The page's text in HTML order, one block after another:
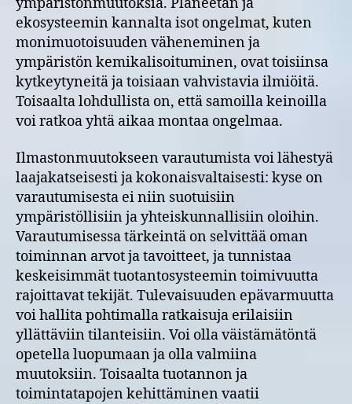
ekosysteemin kannalta isot ongelmat, kuten
monimuotoisuuden väheneminen ja
ympäristön kemikalisoituminen, ovat toisiinsa
kytkeytyneitä ja toisiaan vahvistavia ilmiöitä.
Toisaalta lohdullista on, että samoilla keinoilla
voi ratkoa yhtä aikaa montaa ongelmaa.
Ilmastonmuutokseen varautumista voi lähestyä
laajakatseisesti ja kokonaisvaltaisesti: kyse on
varautumisesta ei niin suotuisiin
ympäristöllisiin ja yhteiskunnallisiin oloihin.
Varautumisessa tärkeintä on selvittää oman
toiminnan arvot ja tavoitteet, ja tunnistaa
keskeisimmät tuotantosysteemin toimivuutta
rajoittavat tekijät. Tulevaisuuden epävarmuutta
voi hallita pohtimalla ratkaisuja erilaisiin
yllättäviin tilanteisiin. Voi olla väistämätöntä
opetella luopumaan ja olla valmiina
muutoksiin. Toisaalta tuotannon ja
toimintatapojen kehittäminen vaatii